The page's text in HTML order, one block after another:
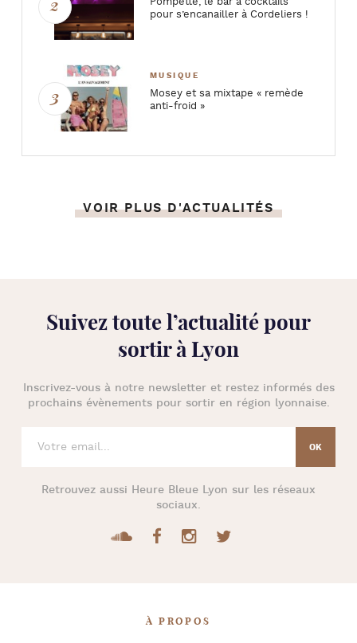
pour s’encanailler à Cordeliers !
MUSIQUE
Mosey et sa mixtape « remède
anti-froid »
VOIR PLUS D'ACTUALITÉS
Suivez toute l’actualité pour
sortir à Lyon
Inscrivez-vous à notre newsletter et restez informés des
prochains évènements pour sortir en région lyonnaise.
Retrouvez aussi Heure Bleue Lyon sur les réseaux
sociaux.
À PROPOS